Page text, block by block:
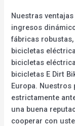
Nuestras
ingresos
fábricas
bicicletas
bicicletas
bicicletas E Dirt
Europa.
estrictamente
una buena
cooperar con